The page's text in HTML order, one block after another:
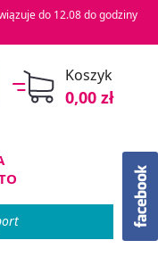
do 12.08 do godziny
Koszyk
0,00 zł